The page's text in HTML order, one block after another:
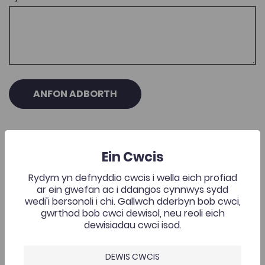
ANFON ADBORTH
Casgliadau Cysylltiedig
Cefnogi Pob Plentyn (gol. Nanna Ryder)
Dyddiad cyhoeddi: 2018
Ein Cwcis
Rydym yn defnyddio cwcis i wella eich profiad
ar ein gwefan ac i ddangos cynnwys sydd
wedi'i bersonoli i chi. Gallwch dderbyn bob cwci,
gwrthod bob cwci dewisol, neu reoli eich
dewisiadau cwci isod.
DEWIS CWCIS